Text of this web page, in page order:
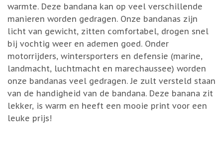
warmte. Deze bandana kan op veel verschillende
manieren worden gedragen. Onze bandanas zijn
licht van gewicht, zitten comfortabel, drogen snel
bij vochtig weer en ademen goed. Onder
motorrijders, wintersporters en defensie (marine,
landmacht, luchtmacht en marechaussee) worden
onze bandanas veel gedragen. Je zult versteld staan
van de handigheid van de bandana. Deze banana zit
lekker, is warm en heeft een mooie print voor een
leuke prijs!